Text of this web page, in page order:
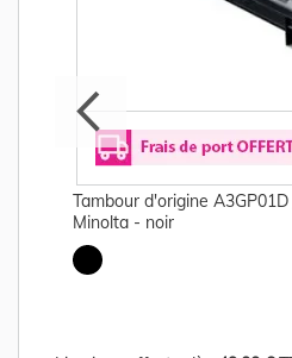
Tambour d'origine
Minolta - noir